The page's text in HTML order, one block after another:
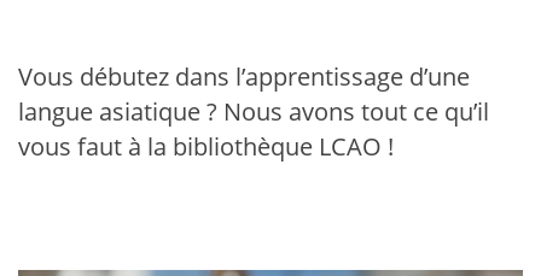
Vous débutez dans l’apprentissage d’une
langue asiatique ? Nous avons tout ce qu’il
vous faut à la bibliothèque LCAO !